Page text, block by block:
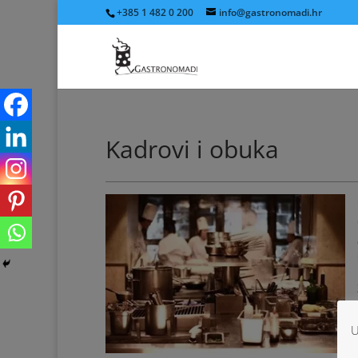
+385 1 482 0 200 info@gastronomadi.hr
Kadrovi i obuka